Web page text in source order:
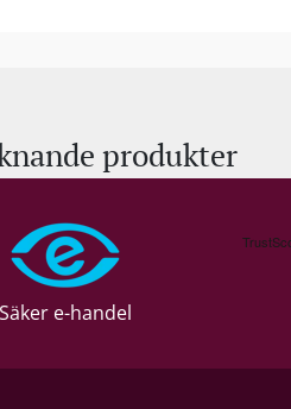
produkter
Säker e-handel